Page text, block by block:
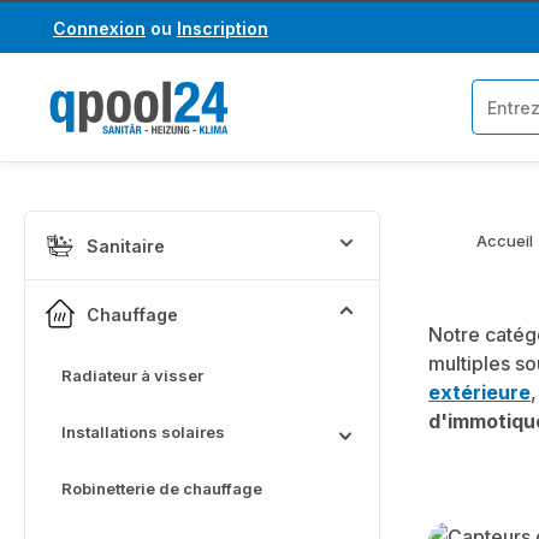
au contenu principal
Passer à la recherche
Connexion ou Inscription
Sanitaire
Chauffage
Radiateur à visser
Installations solaires
Robinetterie de chauffage
Accueil
Notre
multiples
extérieure